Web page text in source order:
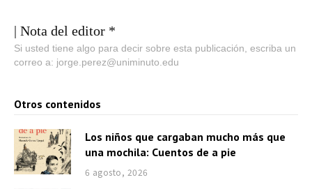
| Nota del editor *
Si usted tiene algo para decir sobre esta publicación, escriba un
correo a: jorge.perez@uniminuto.edu
Otros contenidos
Los niños que cargaban mucho más que
una mochila: Cuentos de a pie
6 agosto, 2026